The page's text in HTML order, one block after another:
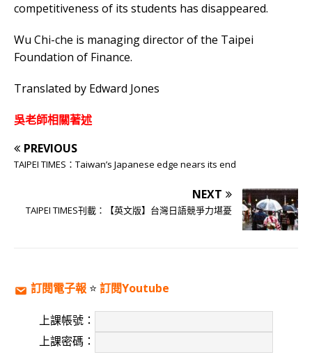
competitiveness of its students has disappeared.
Wu Chi-che is managing director of the Taipei
Foundation of Finance.
Translated by Edward Jones
吳老師相關著述
PREVIOUS
TAIPEI TIMES：Taiwan’s Japanese edge nears its end
NEXT
TAIPEI TIMES刊載：【英文版】台灣日語競爭力堪憂
訂閱電子報 ⭐️ 訂閱Youtube
上課帳號：
上課密碼：